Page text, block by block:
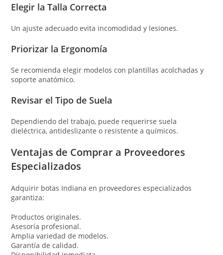
Elegir la Talla Correcta
Un ajuste adecuado evita incomodidad y lesiones.
Priorizar la Ergonomía
Se recomienda elegir modelos con plantillas acolchadas y
soporte anatómico.
Revisar el Tipo de Suela
Dependiendo del trabajo, puede requerirse suela
dieléctrica, antideslizante o resistente a químicos.
Ventajas de Comprar a Proveedores
Especializados
Adquirir botas Indiana en proveedores especializados
garantiza:
Productos originales.
Asesoría profesional.
Amplia variedad de modelos.
Garantía de calidad.